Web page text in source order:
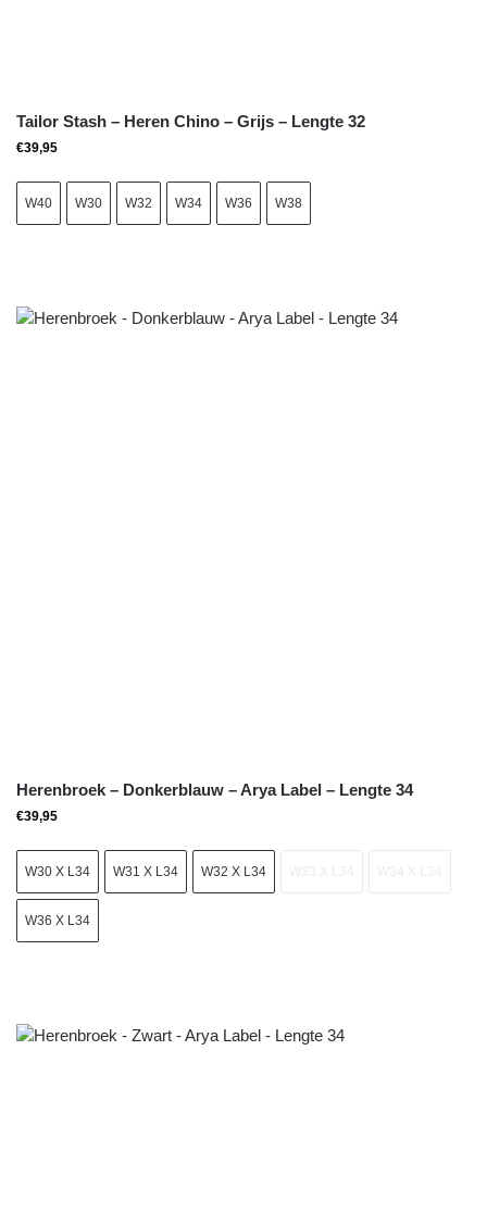
Tailor Stash – Heren Chino – Grijs – Lengte 32
€39,95
W40 W30 W32 W34 W36 W38
Herenbroek – Donkerblauw – Arya Label – Lengte 34
€39,95
W30 X L34 W31 X L34 W32 X L34
W36 X L34